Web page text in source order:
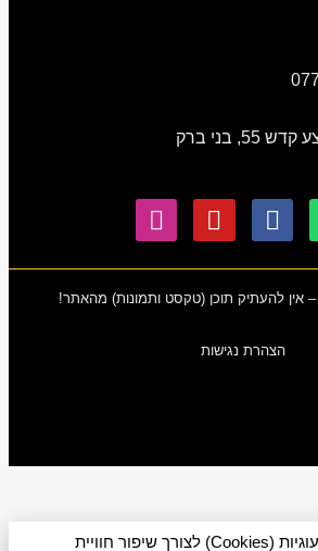
בני ברק
– אין להעתיק תוכן (טקסט ותמונות) מהאתר!
הצהרת נגישות
האתר משתמש בעוגיות (Cookies) לצורך שיפור חוויית